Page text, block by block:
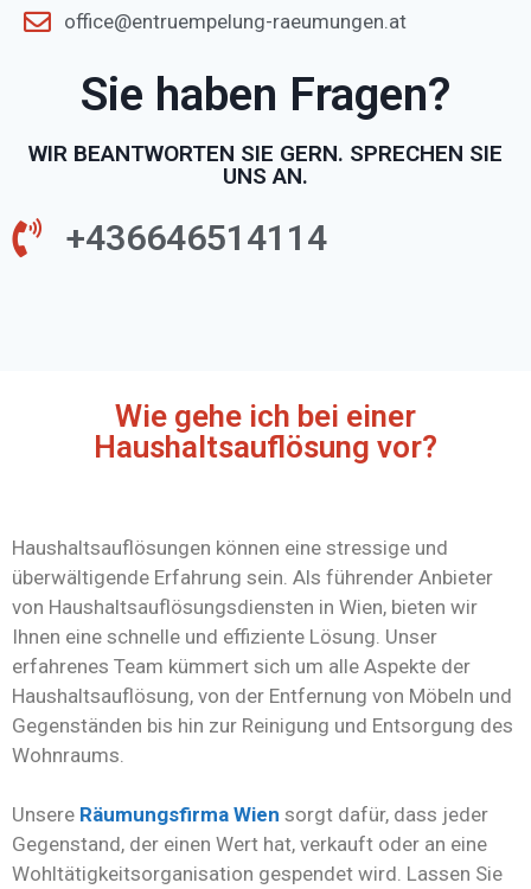
office@entruempelung-raeumungen.at
Sie haben Fragen?
WIR BEANTWORTEN SIE GERN. SPRECHEN SIE
UNS AN.
+436646514114
Wie gehe ich bei einer
Haushaltsauflösung vor?
Haushaltsauflösungen können eine stressige und
überwältigende Erfahrung sein. Als führender Anbieter
von Haushaltsauflösungsdiensten in Wien, bieten wir
Ihnen eine schnelle und effiziente Lösung. Unser
erfahrenes Team kümmert sich um alle Aspekte der
Haushaltsauflösung, von der Entfernung von Möbeln und
Gegenständen bis hin zur Reinigung und Entsorgung des
Wohnraums.
Unsere Räumungsfirma Wien sorgt dafür, dass jeder
Gegenstand, der einen Wert hat, verkauft oder an eine
Wohltätigkeitsorganisation gespendet wird. Lassen Sie